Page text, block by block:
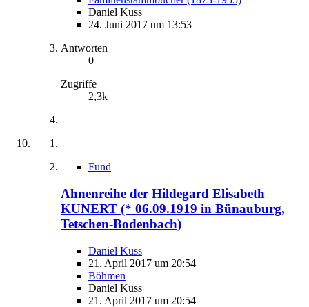
Daniel Kuss
24. Juni 2017 um 13:53
Antworten
0
Zugriffe
2,3k
Fund
Ahnenreihe der Hildegard Elisabeth
KUNERT (* 06.09.1919 in Bünauburg,
Tetschen-Bodenbach)
Daniel Kuss
21. April 2017 um 20:54
Böhmen
Daniel Kuss
21. April 2017 um 20:54